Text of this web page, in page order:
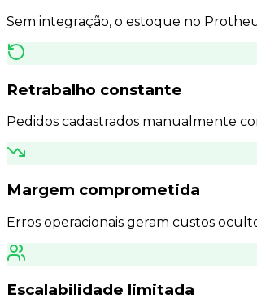
Sem integração, o estoque no
Retrabalho constante
Pedidos cadastrados manualmente
Margem comprometida
Erros operacionais geram custos
Escalabilidade limitada